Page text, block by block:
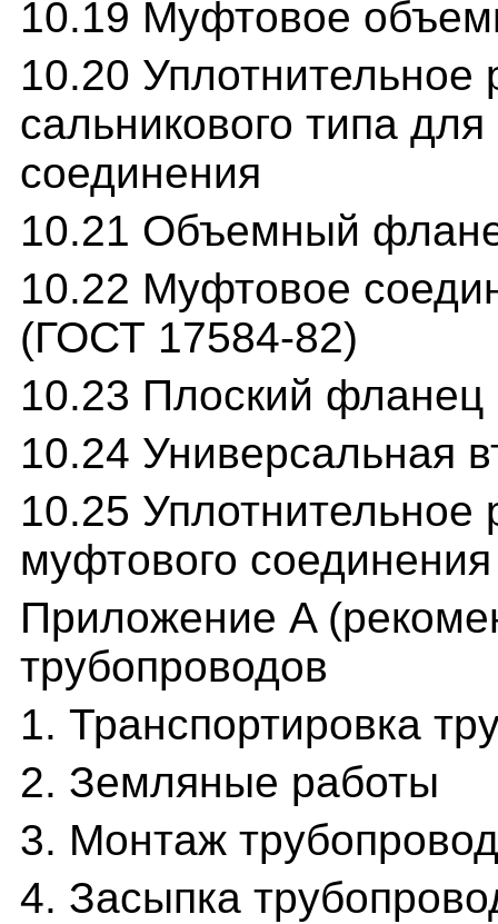
10.19 Муфтовое
10.20 Уплотнительное
сальникового типа
соединения
10.21 Объемный
10.22 Муфтовое
(ГОСТ 17584-82)
10.23 Плоский фланец
10.24 Универсальная
10.25 Уплотнительное
муфтового
Приложение A
трубопроводов
1. Транспортировка
2. Земляные работы
3. Монтаж
4. Засыпка